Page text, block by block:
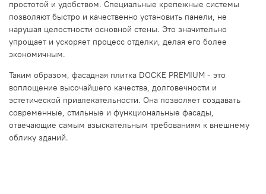
простотой и удобством. Специальные крепежные системы
позволяют быстро и качественно установить панели, не
нарушая целостности основной стены. Это значительно
упрощает и ускоряет процесс отделки, делая его более
экономичным.
Таким образом, фасадная плитка DOCKE PREMIUM - это
воплощение высочайшего качества, долговечности и
эстетической привлекательности. Она позволяет создавать
современные, стильные и функциональные фасады,
отвечающие самым взыскательным требованиям к внешнему
облику зданий.